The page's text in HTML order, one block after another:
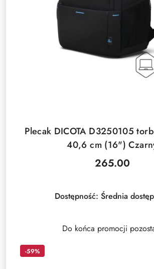
Plecak DICOTA D3250105
40,6 cm (16")
Cena:
265.00
Dostępność: Średnia
Do końca promocji
-59%